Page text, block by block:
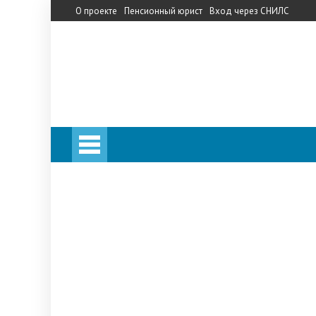
О проекте Пенсионный юрист Вход через СНИЛС